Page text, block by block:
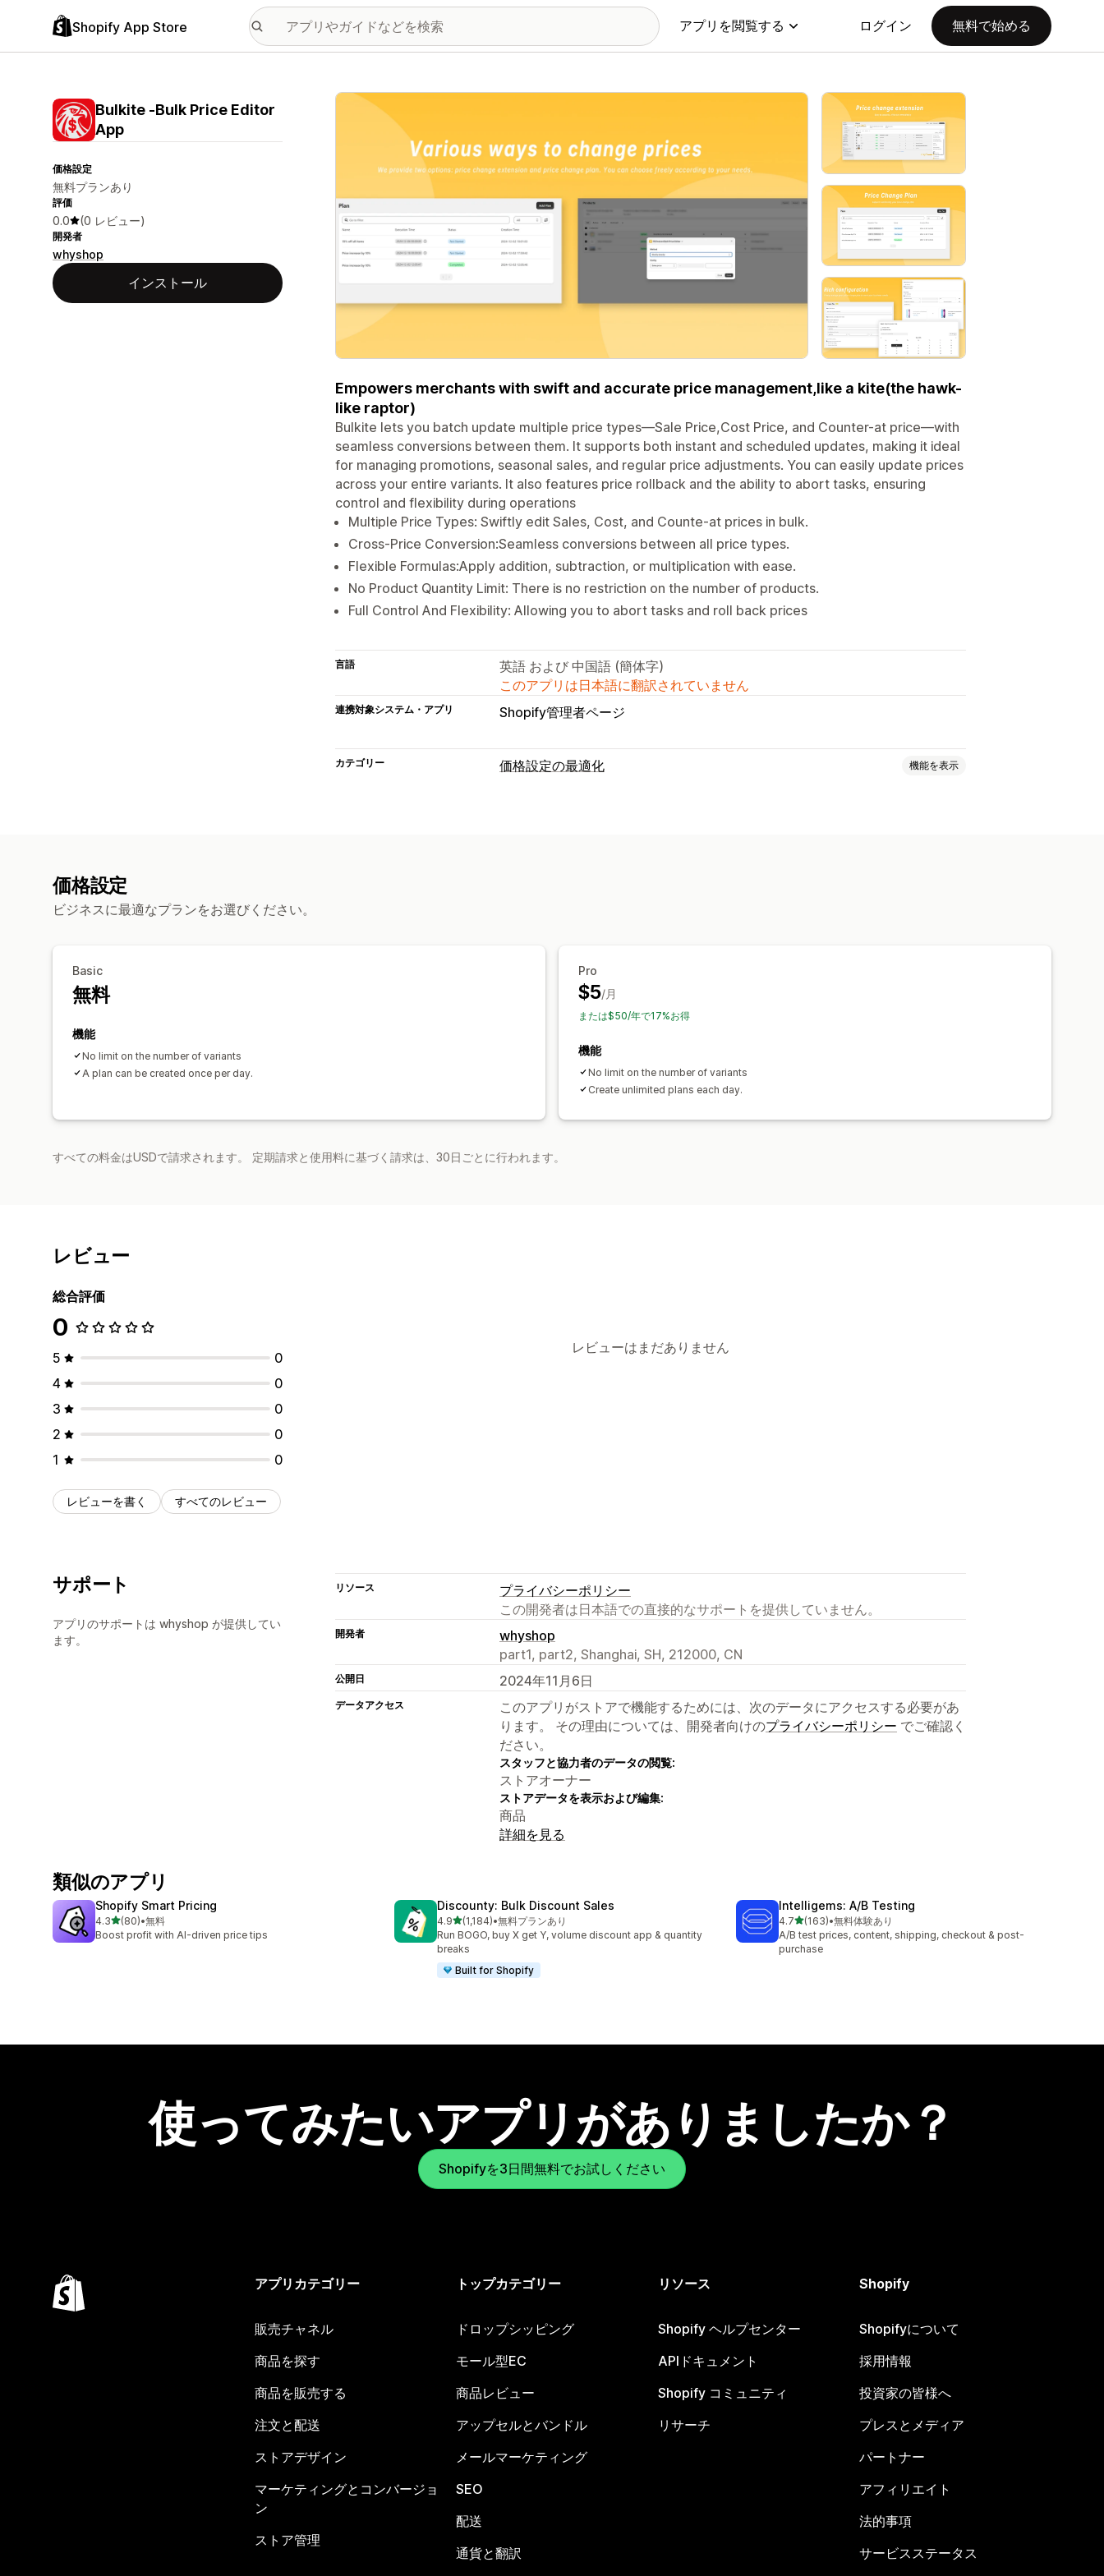
Shopify App Store アプリを閲覧する ログイン 無料で始める
Bulkite ‑Bulk Price Editor
App
価格設定
無料プランあり
評価
0.0 (0 レビュー)
開発者
whyshop
インストール
特集の画像ギャラリー
Empowers merchants with swift and accurate price management,like a kite(the hawk-
like raptor)
Bulkite lets you batch update multiple price types—Sale Price,Cost Price, and Counter-at price—with
seamless conversions between them. It supports both instant and scheduled updates, making it ideal
for managing promotions, seasonal sales, and regular price adjustments. You can easily update prices
across your entire variants. It also features price rollback and the ability to abort tasks, ensuring
control and flexibility during operations
Multiple Price Types: Swiftly edit Sales, Cost, and Counte-at prices in bulk.
Cross-Price Conversion:Seamless conversions between all price types.
Flexible Formulas:Apply addition, subtraction, or multiplication with ease.
No Product Quantity Limit: There is no restriction on the number of products.
Full Control And Flexibility: Allowing you to abort tasks and roll back prices
言語
英語 および 中国語 (簡体字)
このアプリは日本語に翻訳されていません
連携対象システム・アプリ Shopify管理者ページ
カテゴリー 価格設定の最適化 機能を表示
価格設定
ビジネスに最適なプランをお選びください。
Basic
無料
機能
No limit on the number of variants
A plan can be created once per day.
Pro
$5/月
または$50/年で17%お得
機能
No limit on the number of variants
Create unlimited plans each day.
すべての料金はUSDで請求されます。 定期請求と使用料に基づく請求は、30日ごとに行われます。
レビュー
総合評価
0
5
0
4
0
3
0
2
0
1
0
レビューを書く すべてのレビュー
レビューはまだありません
サポート
アプリのサポートは whyshop が提供してい
ます。
リソース
プライバシーポリシー
この開発者は日本語での直接的なサポートを提供していません。
開発者
whyshop
part1, part2, Shanghai, SH, 212000, CN
公開日 2024年11月6日
データアクセス
このアプリがストアで機能するためには、次のデータにアクセスする必要があ
ります。 その理由については、開発者向けのプライバシーポリシー でご確認く
ださい。
スタッフと協力者のデータの閲覧:
ストアオーナー
ストアデータを表示および編集:
商品
詳細を見る
類似のアプリ
Shopify Smart Pricing
4.35つ星中
(80)
合計レビュー数：80件
•無料
Boost profit with AI-driven price tips
Discounty: Bulk Discount Sales
4.95つ星中
(1,184)
合計レビュー数：1184件
•無料プランあり
Run BOGO, buy X get Y, volume discount app & quantity
breaks
Built for Shopify
Intelligems: A/B Testing
4.75つ星中
(163)
合計レビュー数：163件
•無料体験あり
A/B test prices, content, shipping, checkout & post-
purchase
使ってみたいアプリがありましたか？
Shopifyを3日間無料でお試しください
アプリカテゴリー
販売チャネル
商品を探す
商品を販売する
注文と配送
ストアデザイン
マーケティングとコンバージョ
ン
ストア管理
トップカテゴリー
ドロップシッピング
モール型EC
商品レビュー
アップセルとバンドル
メールマーケティング
SEO
配送
通貨と翻訳
リソース
Shopify ヘルプセンター
APIドキュメント
Shopify コミュニティ
リサーチ
Shopify
Shopifyについて
採用情報
投資家の皆様へ
プレスとメディア
パートナー
アフィリエイト
法的事項
サービスステータス